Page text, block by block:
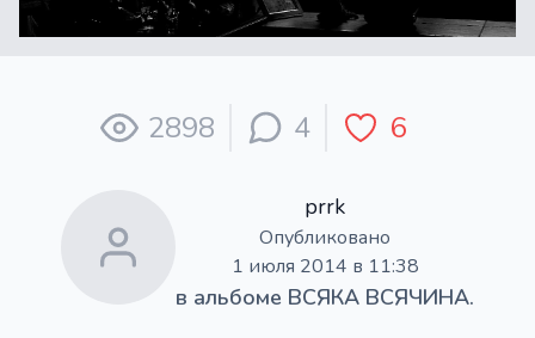
2898 4 6
prrk
Опубликовано
1 июля 2014 в 11:38
в альбоме ВСЯКА ВСЯЧИНА.